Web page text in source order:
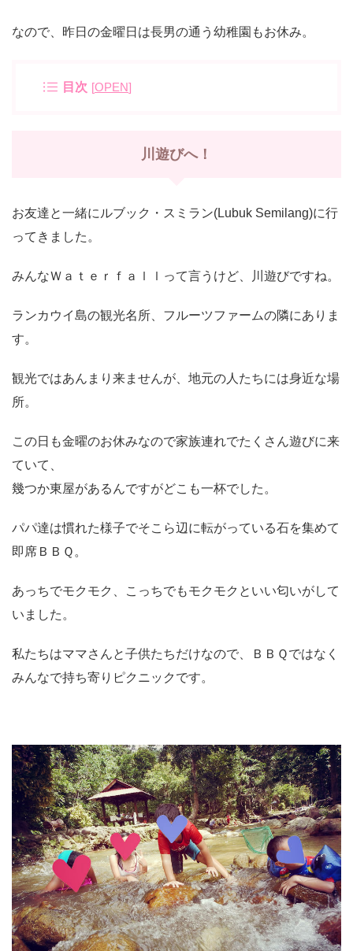
なので、昨日の金曜日は長男の通う幼稚園もお休み。
目次 [OPEN]
川遊びへ！
お友達と一緒にルブック・スミラン(Lubuk Semilang)に行
ってきました。
みんなＷａｔｅｒｆａｌｌって言うけど、川遊びですね。
ランカウイ島の観光名所、フルーツファームの隣にありま
す。
観光ではあんまり来ませんが、地元の人たちには身近な場
所。
この日も金曜のお休みなので家族連れでたくさん遊びに来
ていて、
幾つか東屋があるんですがどこも一杯でした。
パパ達は慣れた様子でそこら辺に転がっている石を集めて
即席ＢＢＱ。
あっちでモクモク、こっちでもモクモクといい匂いがして
いました。
私たちはママさんと子供たちだけなので、ＢＢＱではなく
みんなで持ち寄りピクニックです。